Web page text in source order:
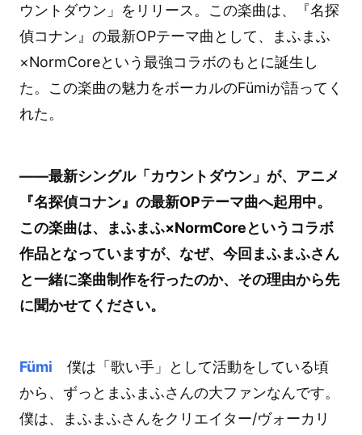
ウントダウン」をリリース。この楽曲は、『名探
偵コナン』の最新OPテーマ曲として、まふまふ
×NormCoreという最強コラボのもとに誕生し
た。この楽曲の魅力をボーカルのFümiが語ってく
れた。
――最新シングル「カウントダウン」が、アニメ
『名探偵コナン』の最新OPテーマ曲へ起用中。
この楽曲は、まふまふ×NormCoreというコラボ
作品となっていますが、なぜ、今回まふまふさん
と一緒に楽曲制作を行ったのか、その理由から先
に聞かせてください。
Fümi 僕は「歌い手」として活動をしている頃
から、ずっとまふまふさんの大ファンなんです。
僕は、まふまふさんをクリエイター/ヴォーカリ